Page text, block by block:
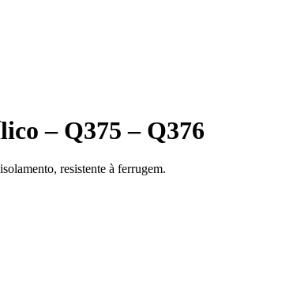
– Q375 – Q376
resistente à ferrugem.